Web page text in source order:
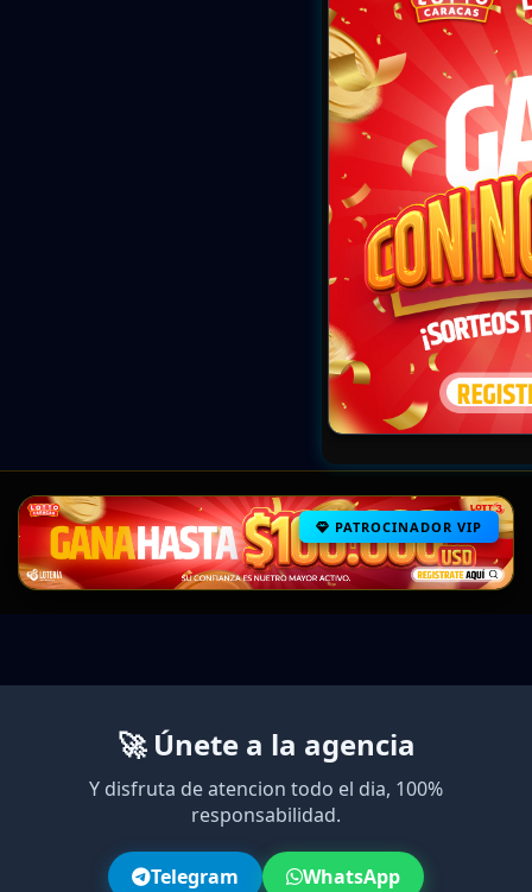
PATROCINADOR VIP
🚀 Únete a la agencia
Y disfruta de atencion todo el dia, 100%
responsabilidad.
Telegram WhatsApp